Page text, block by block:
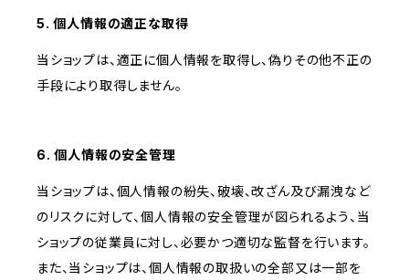
5. 個人情報の適正な取得
当ショップは、適正に個人情報を取得し、偽りその他不正の
手段により取得しません。
6. 個人情報の安全管理
当ショップは、個人情報の紛失、破壊、改ざん及び漏洩など
のリスクに対して、個人情報の安全管理が図られるよう、当
ショップの従業員に対し、必要かつ適切な監督を行います。
また、当ショップは、個人情報の取扱いの全部又は一部を